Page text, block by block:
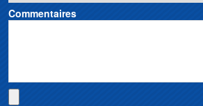
Commentaires